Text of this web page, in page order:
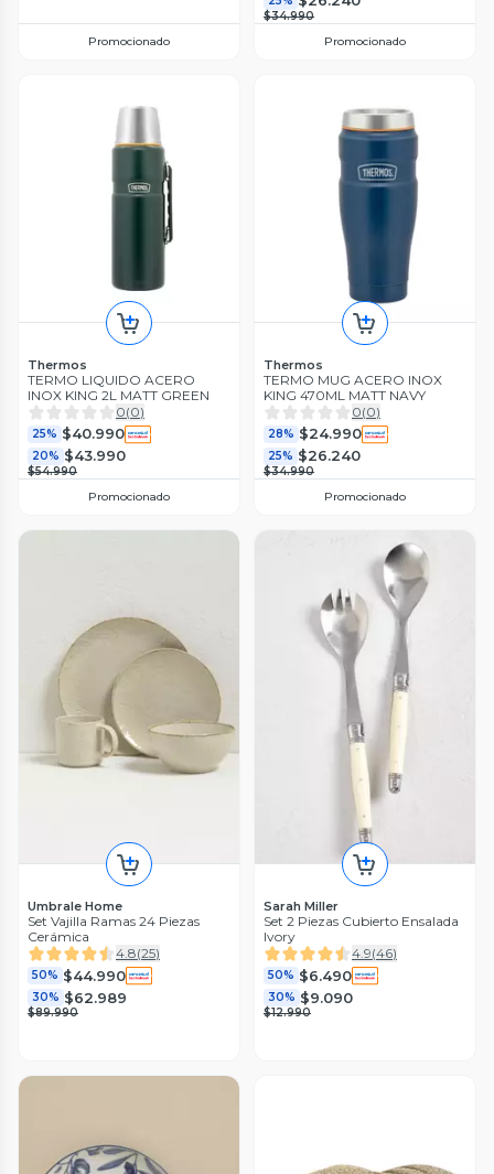
Promocionado
$34.990
Promocionado
Thermos
TERMO LIQUIDO ACERO
INOX KING 2L MATT GREEN
0(0)
25% $40.990
20% $43.990
$54.990
Promocionado
Thermos
TERMO MUG ACERO INOX
KING 470ML MATT NAVY
0(0)
28% $24.990
25% $26.240
$34.990
Promocionado
Umbrale Home
Set Vajilla Ramas 24 Piezas
Cerámica
4.8(25)
50% $44.990
30% $62.989
$89.990
Sarah Miller
Set 2 Piezas Cubierto Ensalada
Ivory
4.9(46)
50% $6.490
30% $9.090
$12.990